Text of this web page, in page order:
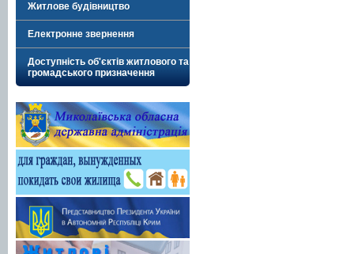
Житлове будівництво
Електронне звернення
Доступність об'єктів житлового та
громадського призначення